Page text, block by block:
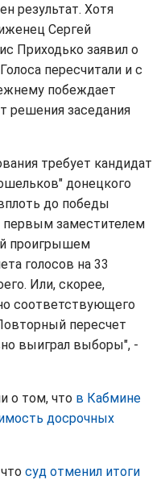
результат. Хотя
Сергей
Приходько заявил о
пересчитали и с
побеждает
решения заседания
требует кандидат
донецкого
до победы
заместителем
проигрышем
голосов на 33
Или, скорее,
соответствующего
пересчет
выиграл выборы", -
о том, что в Кабмине
досрочных
суд отменил итоги